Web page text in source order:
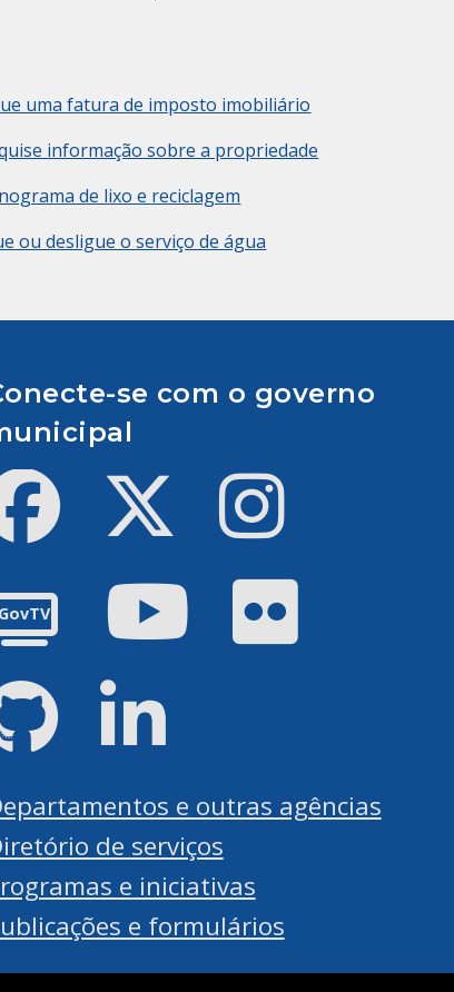
uma fatura de imposto imobiliário
informação sobre a propriedade
de lixo e reciclagem
ou desligue o serviço de água
se com o governo
Facebook Twitter Instagram
GovTV
Youtube Flickr
GitHub
e outras agências
de serviços
e iniciativas
e formulários